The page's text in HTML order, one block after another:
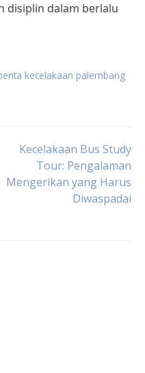
disiplin dalam berlalu
kecelakaan palembang
Kecelakaan Bus Study
Tour: Pengalaman
Mengerikan yang Harus
Diwaspadai